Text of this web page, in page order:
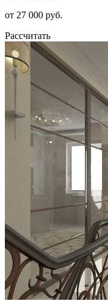
от 27 000 руб.
Рассчитать